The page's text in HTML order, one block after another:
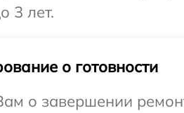
3 лет.
о готовности
о завершении